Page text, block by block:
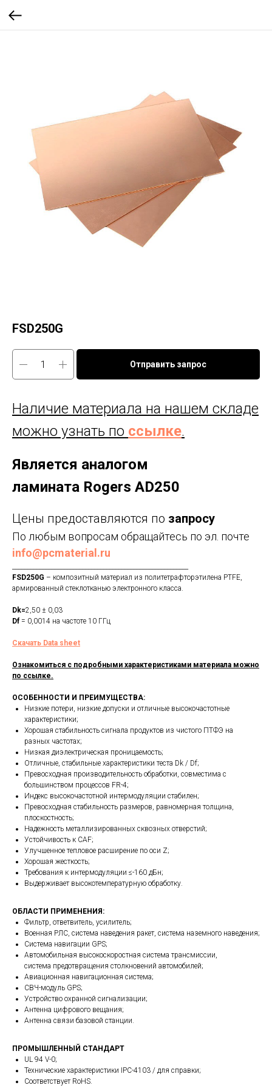
FSD250G
Отправить запрос
Наличие материала на нашем складе
можно узнать по ссылке.
Является аналогом
ламината Rogers AD250
Цены предоставляются по запросу
По любым вопросам обращайтесь по эл. почте
info@pcmaterial.ru
FSD250G – композитный материал из политетрафторэтилена PTFE,
армированный стеклотканью электронного класса.
Dk=2,50 ± 0,03
Df = 0,0014 на частоте 10 ГГц
Скачать Data sheet
Ознакомиться с подробными характеристиками материала можно
по ссылке.
ОСОБЕННОСТИ И ПРЕИМУЩЕСТВА:
Низкие потери, низкие допуски и отличные высокочастотные
характеристики;
Хорошая стабильность сигнала продуктов из чистого ПТФЭ на
разных частотах;
Низкая диэлектрическая проницаемость;
Отличные, стабильные характеристики теста Dk / Df;
Превосходная производительность обработки, совместима с
большинством процессов FR-4;
Индекс высокочастотной интермодуляции стабилен;
Превосходная стабильность размеров, равномерная толщина,
плоскостность;
Надежность металлизированных сквозных отверстий;
Устойчивость к CAF;
Улучшенное тепловое расширение по оси Z;
Хорошая жесткость;
Требования к интермодуляции ≤-160 дБн;
Выдерживает высокотемпературную обработку.
ОБЛАСТИ ПРИМЕНЕНИЯ:
Фильтр, ответвитель, усилитель;
Военная РЛС, система наведения ракет, система наземного наведения;
Система навигации GPS;
Автомобильная высокоскоростная система трансмиссии,
система предотвращения столкновений автомобилей;
Авиационная навигационная система;
СВЧ-модуль GPS;
Устройство охранной сигнализации;
Антенна цифрового вещания;
Антенна связи базовой станции.
ПРОМЫШЛЕННЫЙ СТАНДАРТ
UL 94 V-0;
Технические характеристики IPC-4103 / для справки;
Соответствует RoHS.